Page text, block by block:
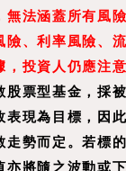
無法涵蓋所有風
險、利率風險、
，投資人仍應注
股票型基金，採
表現為目標，因
勢而定。若標
亦將隨之波動或